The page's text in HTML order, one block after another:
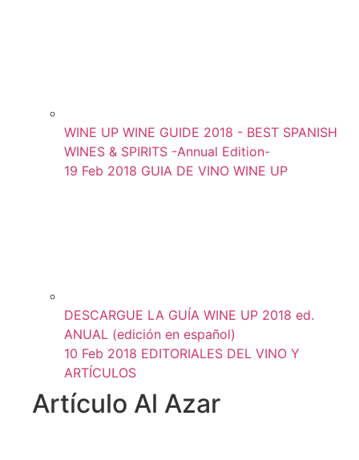
WINE UP WINE GUIDE 2018 - BEST SPANISH
WINES & SPIRITS -Annual Edition-
19 Feb 2018 GUIA DE VINO WINE UP
DESCARGUE LA GUÍA WINE UP 2018 ed.
ANUAL (edición en español)
10 Feb 2018 EDITORIALES DEL VINO Y
ARTÍCULOS
Artículo Al Azar